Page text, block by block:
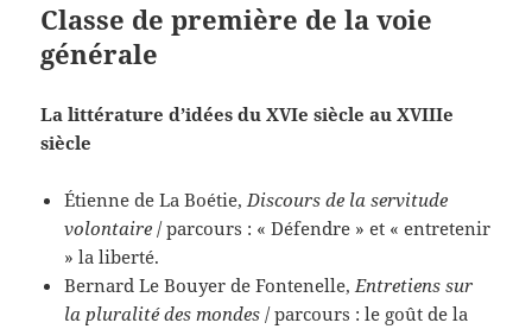
Classe de première de la voie
générale
La littérature d’idées du XVIe siècle au XVIIIe
siècle
Étienne de La Boétie,Discours de la servitude
volontaire / parcours : « Défendre » et « entretenir
» la liberté.
Bernard Le Bouyer de Fontenelle,Entretiens sur
la pluralité des mondes / parcours : le goût de la